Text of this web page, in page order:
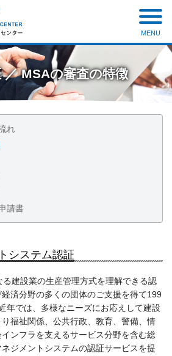
ステ
MENU
／ MSAの審査の特徴
れ
請書
システム認証
建設業の生産管理方式を理解できる認
済分野の多くの団体のご支援を得て199
年では、多様なニーズにお応えして建設
福祉関係、公共行政、教育、警備、情
ンフラを支えるサービス分野を含む総
ジメントシステムの認証サービスを提